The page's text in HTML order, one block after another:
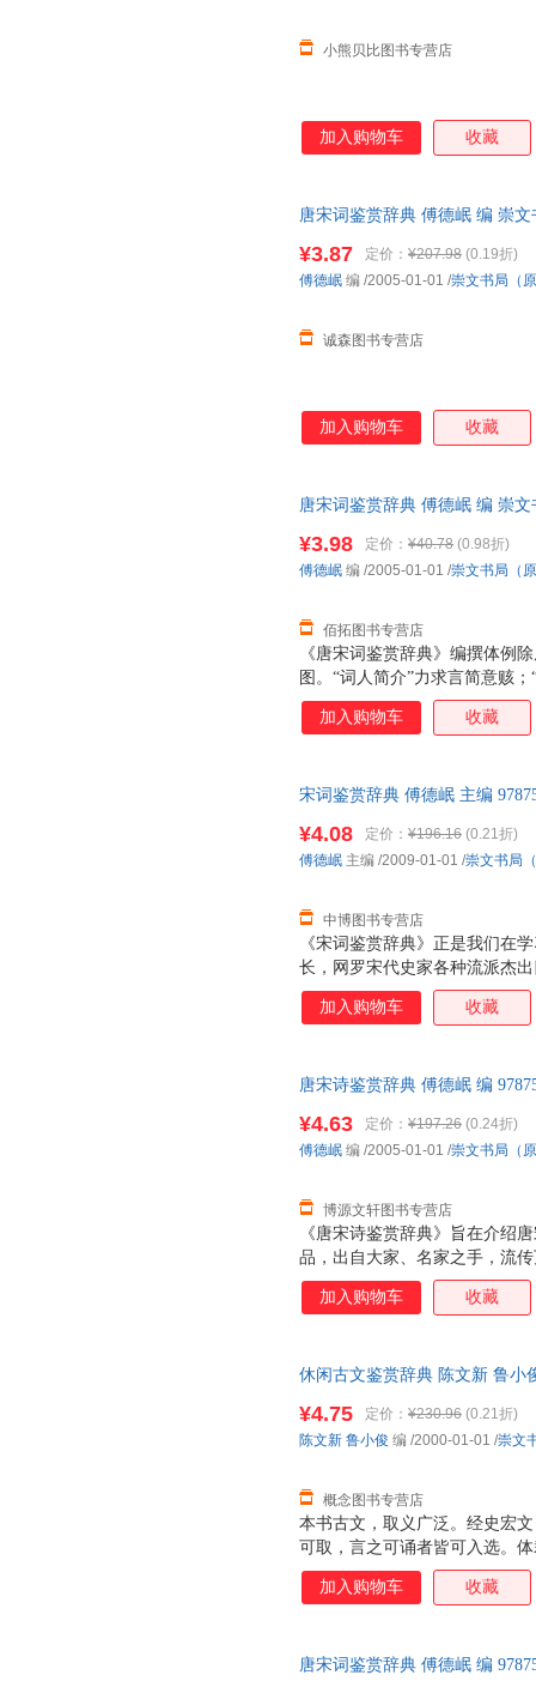
小熊贝比图书专营店
加入购物车 收藏
唐宋词鉴赏辞典 傅德岷 编 崇
¥3.87 定价： ¥207.98 (0.19折)
诚森图书专营店
傅德岷 编 /2005-01-01 /崇文书局（
加入购物车 收藏
唐宋词鉴赏辞典 傅德岷 编 崇
《唐宋词鉴赏辞典》编撰体例
图。“词人简介”力求言简意赅
深入浅出，生动活泼，优美精
情；适量的“插图”则以视觉形
唱，可谓事半功倍。愿我们精
五代起，至北宋南宋而大成，
风格各异，精品如林。《唐宋
¥3.98 定价： ¥40.78 (0.98折)
佰拓图书专营店
傅德岷 编 /2005-01-01 /崇文书局（
加入购物车 收藏
宋词鉴赏辞典 傅德岷 主编
《宋词鉴赏辞典》正是我们在
长，网罗宋代史家各种流派杰
撰体例除原词外，特有词人简
意赅；“注释”疏通词义，求其
的附录。其中，“词牌简介”能
¥4.08 定价： ¥196.16 (0.21折)
中博图书专营店
傅德岷 主编 /2009-01-01 /崇文书局
加入购物车 收藏
唐宋诗鉴赏辞典 傅德岷 编
《唐宋诗鉴赏辞典》旨在介绍
品，出自大家、名家之手，流
本的遗珠。所录作品既有作者
图，使全书内容丰富完整，图
名家各种流派杰作四百多首，
¥4.63 定价： ¥197.26 (0.24折)
博源文轩图书专营店
傅德岷 编 /2005-01-01 /崇文书局（
加入购物车 收藏
休闲古文鉴赏辞典 陈文新 鲁小
本书古文，取义广泛。经史宏
可取，言之可诵者皆可入选。
不拘泥，不古板，缘情析理，
入景中，鉴赏文章本身也成为
¥4.75 定价： ¥230.96 (0.21折)
概念图书专营店
陈文新 鲁小俊 编 /2000-01-01 /崇文
加入购物车 收藏
唐宋词鉴赏辞典 傅德岷 编